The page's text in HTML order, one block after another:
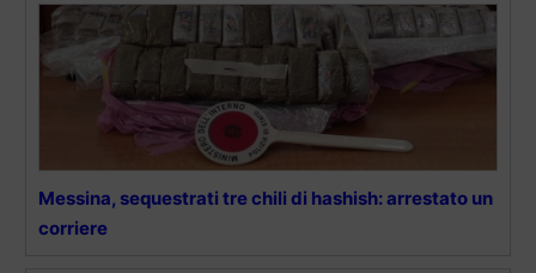
Messina, sequestrati tre chili di hashish: arrestato un
corriere